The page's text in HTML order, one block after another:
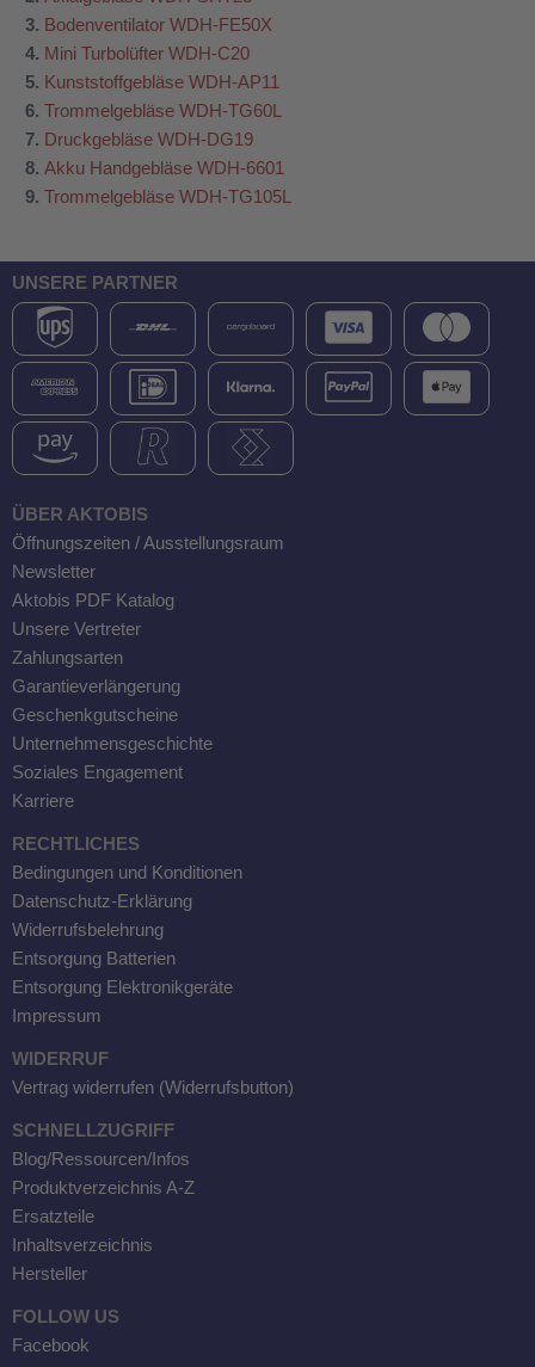
Bodenventilator WDH-FE50X
Mini Turbolüfter WDH-C20
Kunststoffgebläse WDH-AP11
Trommelgebläse WDH-TG60L
Druckgebläse WDH-DG19
Akku Handgebläse WDH-6601
Trommelgebläse WDH-TG105L
UNSERE PARTNER
ÜBER AKTOBIS
Öffnungszeiten / Ausstellungsraum
Newsletter
Aktobis PDF Katalog
Unsere Vertreter
Zahlungsarten
Garantieverlängerung
Geschenkgutscheine
Unternehmensgeschichte
Soziales Engagement
Karriere
RECHTLICHES
Bedingungen und Konditionen
Datenschutz-Erklärung
Widerrufsbelehrung
Entsorgung Batterien
Entsorgung Elektronikgeräte
Impressum
WIDERRUF
Vertrag widerrufen (Widerrufsbutton)
SCHNELLZUGRIFF
Blog/Ressourcen/Infos
Produktverzeichnis A-Z
Ersatzteile
Inhaltsverzeichnis
Hersteller
FOLLOW US
Facebook